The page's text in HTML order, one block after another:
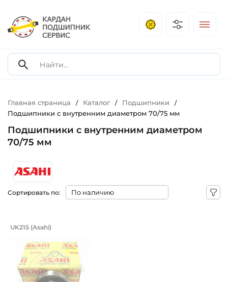
Главная страница / Каталог / Подшипники /
Подшипники с внутренним диаметром 70/75 мм
Подшипники с внутренним диаметром
70/75 мм
Сортировать по:
Подшипник 70/75х130х41/30 мм, c
UK215 (Asahi)